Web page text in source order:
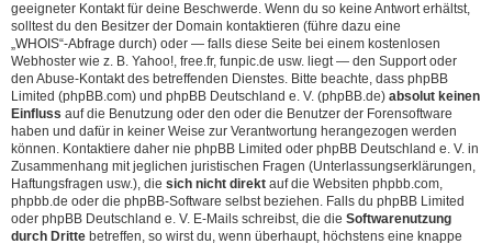
geeigneter Kontakt für deine Beschwerde. Wenn du so keine Antwort erhältst,
solltest du den Besitzer der Domain kontaktieren (führe dazu eine
„WHOIS“-Abfrage durch) oder — falls diese Seite bei einem kostenlosen
Webhoster wie z. B. Yahoo!, free.fr, funpic.de usw. liegt — den Support oder
den Abuse-Kontakt des betreffenden Dienstes. Bitte beachte, dass phpBB
Limited (phpBB.com) und phpBB Deutschland e. V. (phpBB.de) absolut keinen
Einfluss auf die Benutzung oder den oder die Benutzer der Forensoftware
haben und dafür in keiner Weise zur Verantwortung herangezogen werden
können. Kontaktiere daher nie phpBB Limited oder phpBB Deutschland e. V. in
Zusammenhang mit jeglichen juristischen Fragen (Unterlassungserklärungen,
Haftungsfragen usw.), die sich nicht direkt auf die Websiten phpbb.com,
phpbb.de oder die phpBB-Software selbst beziehen. Falls du phpBB Limited
oder phpBB Deutschland e. V. E-Mails schreibst, die die Softwarenutzung
durch Dritte betreffen, so wirst du, wenn überhaupt, höchstens eine knappe